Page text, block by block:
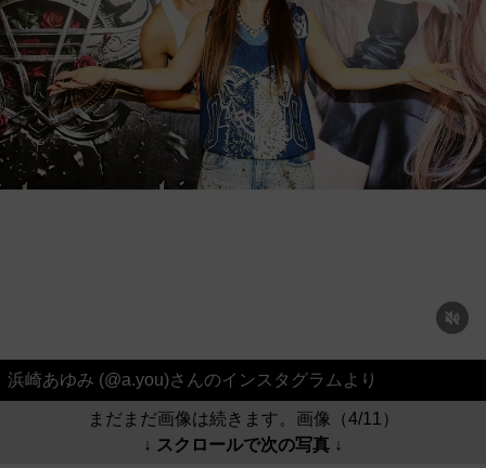
浜崎あゆみ (@a.you)さんのインスタグラムより
まだまだ画像は続きます。画像（4/11）
↓ スクロールで次の写真 ↓